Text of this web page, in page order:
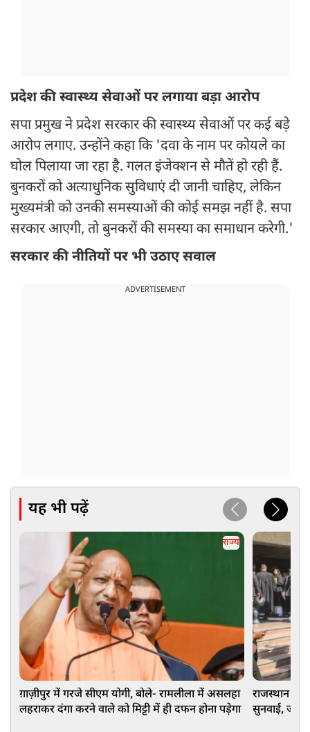
प्रदेश की स्वास्थ्य सेवाओं पर लगाया बड़ा आरोप
सपा प्रमुख ने प्रदेश सरकार की स्वास्थ्य सेवाओं पर कई बड़े
आरोप लगाए. उन्होंने कहा कि 'दवा के नाम पर कोयले का
घोल पिलाया जा रहा है. गलत इंजेक्शन से मौतें हो रही हैं.
बुनकरों को अत्याधुनिक सुविधाएं दी जानी चाहिए, लेकिन
मुख्यमंत्री को उनकी समस्याओं की कोई समझ नहीं है. सपा
सरकार आएगी, तो बुनकरों की समस्या का समाधान करेगी.'
सरकार की नीतियों पर भी उठाए सवाल
ADVERTISEMENT
यह भी पढ़ें
राज्य
ग़ाज़ीपुर में गरजे सीएम योगी, बोले- रामलीला में असलहा
लहराकर दंगा करने वाले को मिट्टी में ही दफन होना पड़ेगा
राजस्थान
सुनवाई,